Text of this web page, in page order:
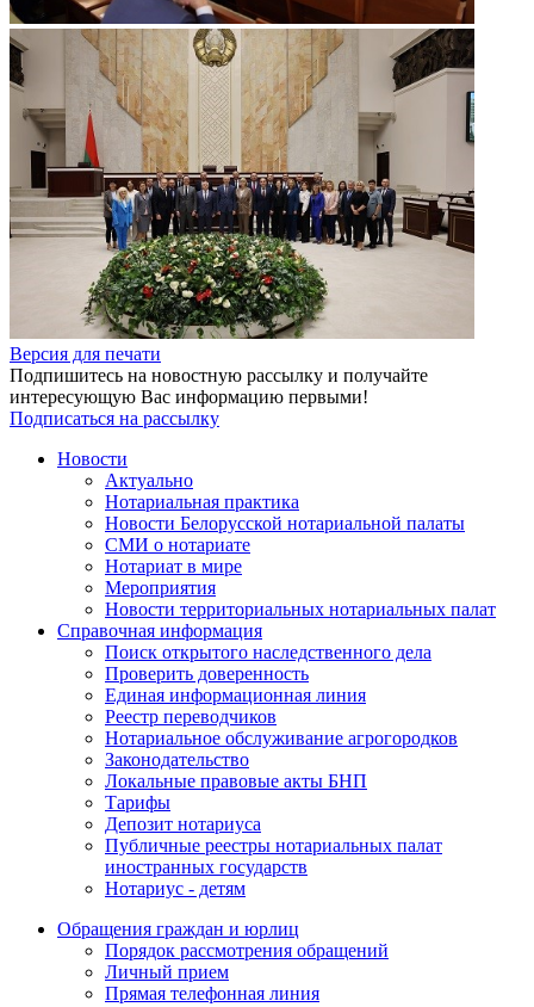
Версия для печати
Подпишитесь на новостную рассылку и получайте
интересующую Вас информацию первыми!
Подписаться на рассылку
Новости
Актуально
Нотариальная практика
Новости Белорусской нотариальной палаты
СМИ о нотариате
Нотариат в мире
Мероприятия
Новости территориальных нотариальных палат
Справочная информация
Поиск открытого наследственного дела
Проверить доверенность
Единая информационная линия
Реестр переводчиков
Нотариальное обслуживание агрогородков
Законодательство
Локальные правовые акты БНП
Тарифы
Депозит нотариуса
Публичные реестры нотариальных палат
иностранных государств
Нотариус - детям
Обращения граждан и юрлиц
Порядок рассмотрения обращений
Личный прием
Прямая телефонная линия